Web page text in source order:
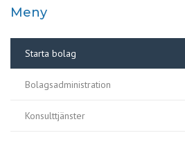
Meny
Starta bolag
Bolagsadministration
Konsulttjänster